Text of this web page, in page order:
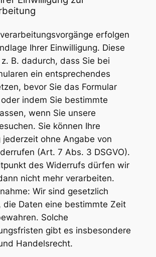
erfolgen
Ihrer Einwilligung. Diese
B. dadurch, dass Sie bei
ein entsprechendes
bevor Sie das Formular
indem Sie bestimmte
wenn Sie unsere
Sie können Ihre
jederzeit ohne Angabe von
(Art. 7 Abs. 3 DSGVO).
des Widerrufs dürfen wir
nicht mehr verarbeiten.
Wir sind gesetzlich
die Daten eine bestimmte Zeit
Solche
gibt es insbesondere
Handelsrecht.